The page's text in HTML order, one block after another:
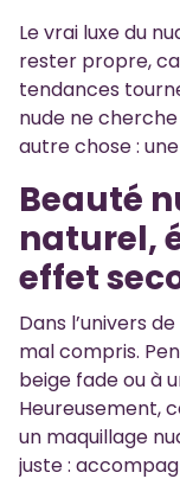
Le vrai luxe du
rester propre,
tendances
nude ne
autre chose :
Beauté
naturel,
effet
Dans l’univers
mal compris.
beige fade ou à
Heureusement,
un maquillage
juste :